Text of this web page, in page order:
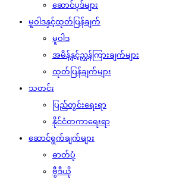
ဆောင်ပုဒ်များ
မူဝါဒနှင့်ထုတ်ပြန်ချက်
မူဝါဒ
အမိန့်နှင့်ညွှန်ကြားချက်များ
ထုတ်ပြန်ချက်များ
သတင်း
ပြည်တွင်းရေးရာ
နိုင်ငံတကာရေးရာ
ဆောင်ရွက်ချက်များ
ဓာတ်ပုံ
ဗွီဒီယို